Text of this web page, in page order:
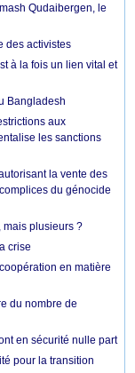
Qudaibergen, le
des activistes
à la fois un lien vital et
Bangladesh
aux
les sanctions
la vente des
du génocide
mais plusieurs ?
crise
en matière
du nombre de
en sécurité nulle part
pour la transition